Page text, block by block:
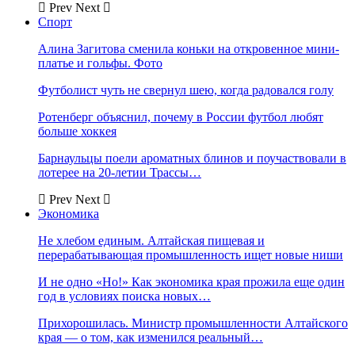
Prev Next
Спорт
Алина Загитова сменила коньки на откровенное мини-
платье и гольфы. Фото
Футболист чуть не свернул шею, когда радовался голу
Ротенберг объяснил, почему в России футбол любят
больше хоккея
Барнаульцы поели ароматных блинов и поучаствовали в
лотерее на 20-летии Трассы…
Prev Next
Экономика
Не хлебом единым. Алтайская пищевая и
перерабатывающая промышленность ищет новые ниши
И не одно «Но!» Как экономика края прожила еще один
год в условиях поиска новых…
Прихорошилась. Министр промышленности Алтайского
края — о том, как изменился реальный…